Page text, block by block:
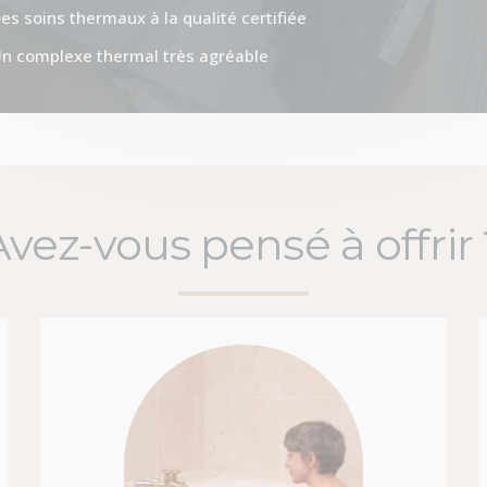
soins thermaux à la qualité certifiée
complexe thermal très agréable
vous pensé à offrir